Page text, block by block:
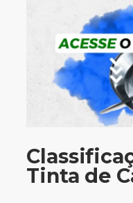
Tinta de